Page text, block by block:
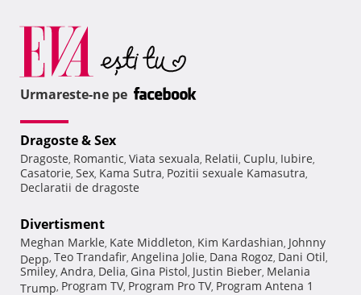
Urmareste-ne pe
Dragoste & Sex
Dragoste, Romantic, Viata sexuala, Relatii, Cuplu, Iubire,
Casatorie, Sex, Kama Sutra, Pozitii sexuale Kamasutra,
Declaratii de dragoste
Divertisment
Meghan Markle, Kate Middleton, Kim Kardashian, Johnny
Depp, Teo Trandafir, Angelina Jolie, Dana Rogoz, Dani Otil,
Smiley, Andra, Delia, Gina Pistol, Justin Bieber, Melania
Trump, Program TV, Program Pro TV, Program Antena 1